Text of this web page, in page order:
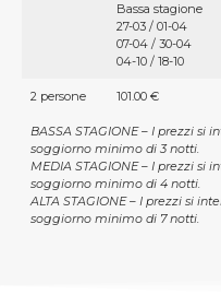
Bassa stagione
27-03 / 01-04
07-04 / 30-04
04-10 / 18-10
2 persone 101.00 €
BASSA STAGIONE – I prezzi si
soggiorno minimo di 3 notti.
MEDIA STAGIONE – I prezzi si
soggiorno minimo di 4 notti.
ALTA STAGIONE – I prezzi si
soggiorno minimo di 7 notti.